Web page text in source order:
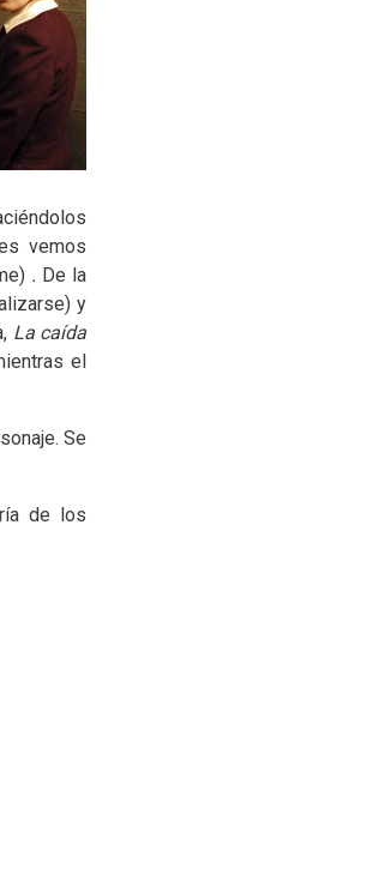
vemos
. De la
y
La caída
el
Se
de los